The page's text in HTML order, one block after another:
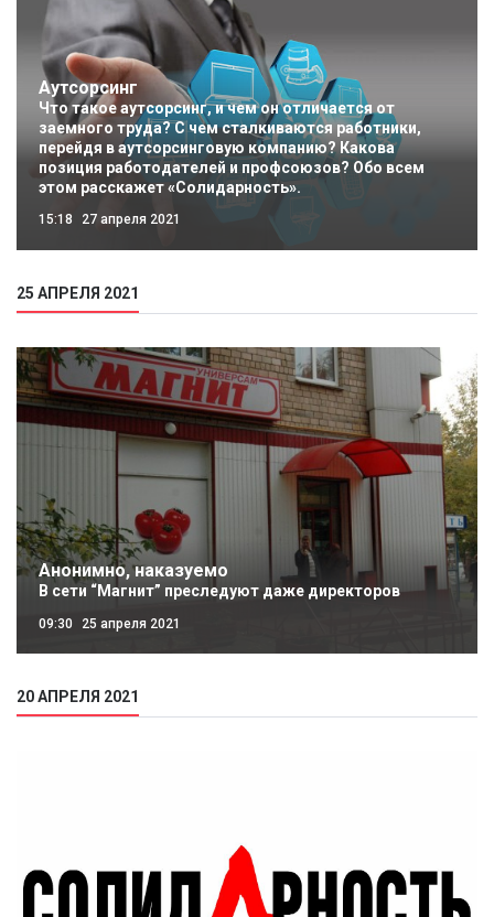
Аутсорсинг
Что такое аутсорсинг, и чем он отличается от
заемного труда? С чем сталкиваются работники,
перейдя в аутсорсинговую компанию? Какова
позиция работодателей и профсоюзов? Обо всем
этом расскажет «Солидарность».
15:18 27 апреля 2021
25 АПРЕЛЯ 2021
Анонимно, наказуемо
В сети “Магнит” преследуют даже директоров
09:30 25 апреля 2021
20 АПРЕЛЯ 2021